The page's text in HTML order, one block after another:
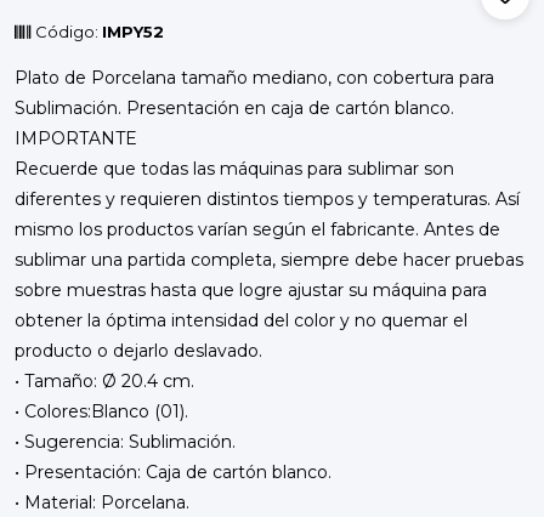
Código: IMPY52
Plato de Porcelana tamaño mediano, con cobertura para
Sublimación. Presentación en caja de cartón blanco.
IMPORTANTE
Recuerde que todas las máquinas para sublimar son
diferentes y requieren distintos tiempos y temperaturas. Así
mismo los productos varían según el fabricante. Antes de
sublimar una partida completa, siempre debe hacer pruebas
sobre muestras hasta que logre ajustar su máquina para
obtener la óptima intensidad del color y no quemar el
producto o dejarlo deslavado.
• Tamaño: Ø 20.4 cm.
• Colores:Blanco (01).
• Sugerencia: Sublimación.
• Presentación: Caja de cartón blanco.
• Material: Porcelana.